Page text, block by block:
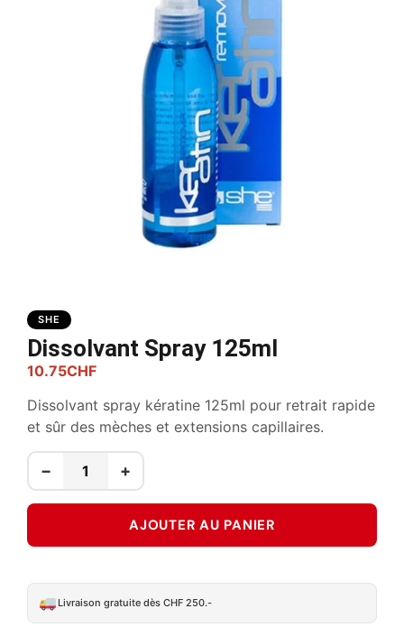
SHE
Dissolvant Spray 125ml
10.75CHF
Dissolvant spray kératine 125ml pour retrait rapide
et sûr des mèches et extensions capillaires.
− +
AJOUTER AU PANIER
Livraison gratuite dès CHF 250.-